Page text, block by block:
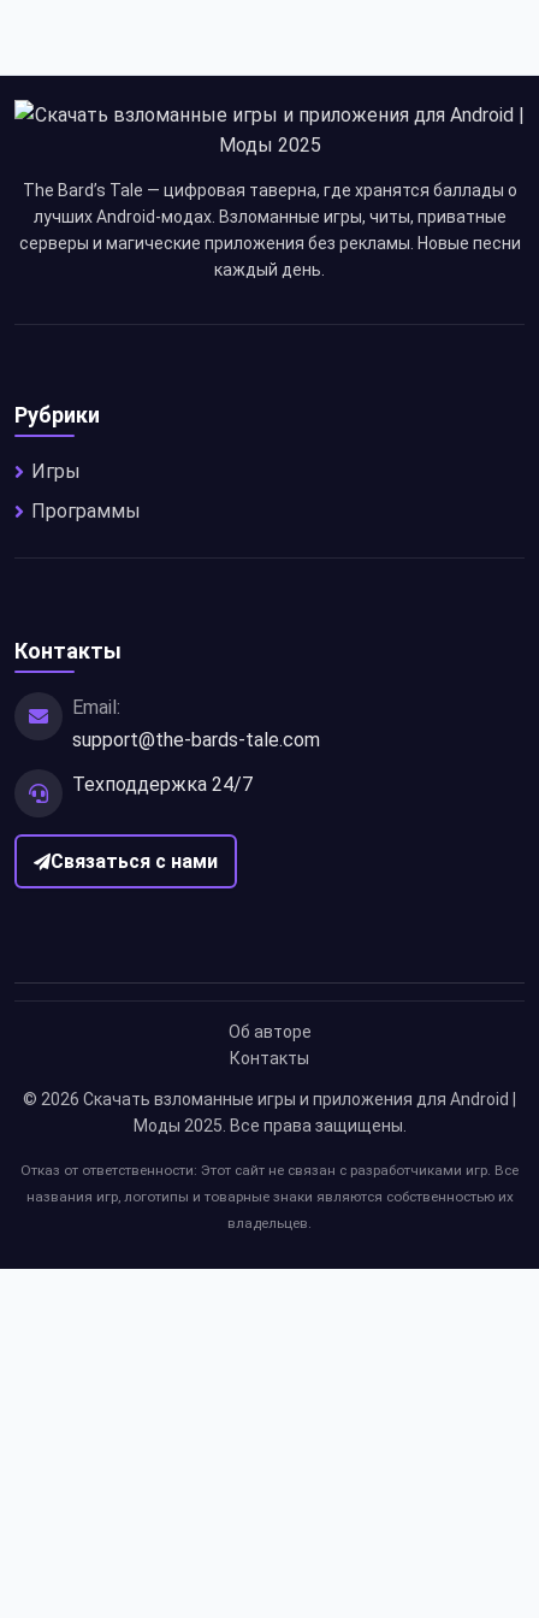
The Bard’s Tale — цифровая таверна, где хранятся баллады о
лучших Android-модах. Взломанные игры, читы, приватные
серверы и магические приложения без рекламы. Новые песни
каждый день.
Рубрики
Игры
Программы
Контакты
Email:
support@the-bards-tale.com
Техподдержка 24/7
Связаться с нами
Об авторе
Контакты
© 2026 Скачать взломанные игры и приложения для Android |
Моды 2025. Все права защищены.
Отказ от ответственности: Этот сайт не связан с разработчиками игр. Все
названия игр, логотипы и товарные знаки являются собственностью их
владельцев.